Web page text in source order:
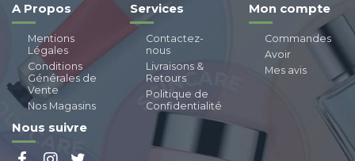
A Propos
Mentions
Légales
Conditions
Générales de
Vente
Nos Magasins
Services
Contactez-
nous
Livraisons &
Retours
Politique de
Confidentialité
Mon compte
Commandes
Avoir
Mes avis
Nous suivre